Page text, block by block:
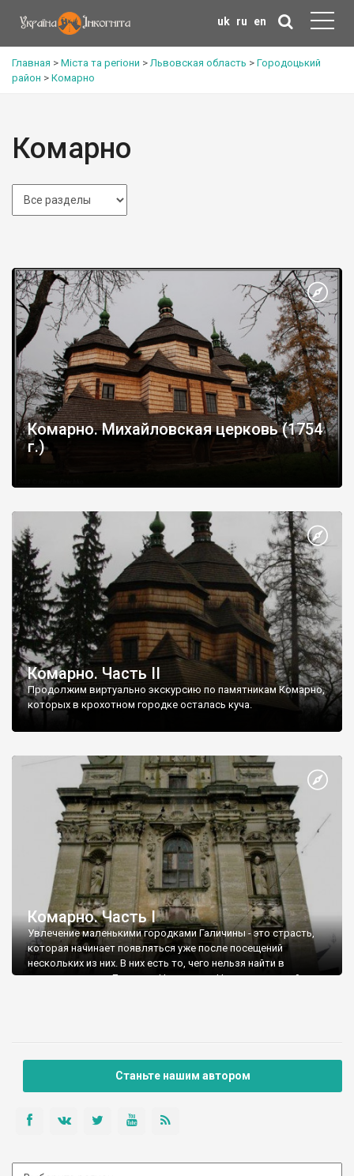
uk ru en
Главная > Міста та регіони >Львовская область > Городоцький
район > Комарно
Комарно
Комарно. Михайловская церковь (1754
г.)
Комарно. Часть ІІ
Продолжим виртуально экскурсию по памятникам Комарно,
которых в крохотном городке осталась куча.
Комарно. Часть І
Увлечение маленькими городками Галичины - это страсть,
которая начинает появляться уже после посещений
нескольких из них. В них есть то, чего нельзя найти в
величественных Львове и Черновцах. Нельзя этого найти и в
была именно здесь.
Станьте нашим автором